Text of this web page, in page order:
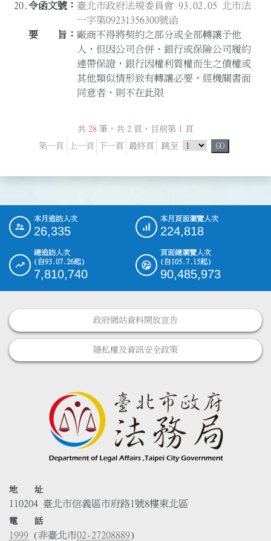
20.
臺北市政府法規委員會 93.02.05 北市法
一字第09231356300號函
廠商不得將契約之部分或全部轉讓予他
人，但因公司合併、銀行或保險公司履約
連帶保證，銀行因權利質權而生之債權或
其他類似情形致有轉讓必要，經機關書面
同意者，則不在此限
共 28 筆，共 2 頁，目前第 1
頁
第一頁
上一頁 下一頁 最終頁 跳至 跳頁選單 GO
::: 本月造訪人次
26,335
本月頁面瀏覽人次
224,818
總造訪人次
(自93.07.26起)
7,810,740
頁面總瀏覽人次
(自105.7.15起)
90,485,973
政府網站資料開放宣告
隱私權及資訊安全政策
地 址
110204 臺北市信義區市府路1號8樓東北區
電 話
1999 (非臺北市02-27208889)